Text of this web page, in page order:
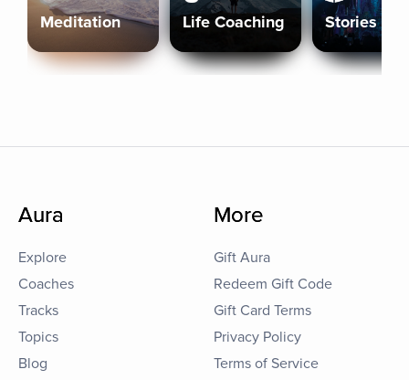
Meditation Life Coaching Stories
Aura
Explore
Coaches
Tracks
Topics
Blog
More
Gift Aura
Redeem Gift Code
Gift Card Terms
Privacy Policy
Terms of Service